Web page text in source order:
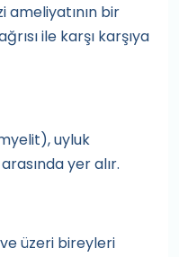
ameliyatının bir
ile karşı karşıya
uyluk
yer alır.
üzeri bireyleri